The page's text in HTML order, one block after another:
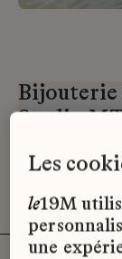
Bijouterie
Studio
les
le19M
une